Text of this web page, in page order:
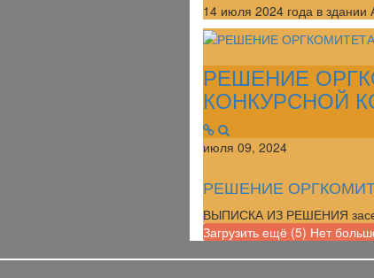
14 июля 2024 года в
РЕШЕНИЕ
КОНКУРСНОЙ
июля 09, 2024
РЕШЕНИЕ
ВЫПИСКА ИЗ РЕШЕНИЯ
Загрузить ещё (5) Нет